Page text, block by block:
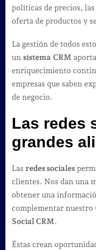
políticas de precios,
oferta de productos y
La gestión de todos
un sistema CRM
enriquecimiento
empresas que saben
de negocio.
Las redes
grandes
Las redes sociales
clientes. Nos dan una
obtener una
complementar nuestro
Social CRM.
Éstas crean